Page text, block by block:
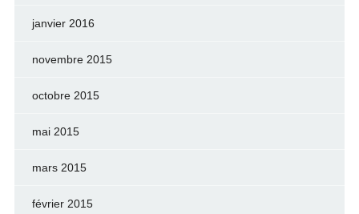
janvier 2016
novembre 2015
octobre 2015
mai 2015
mars 2015
février 2015